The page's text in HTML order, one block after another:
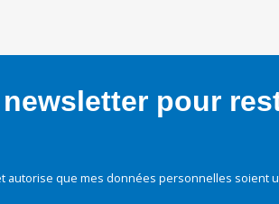
pour
autorise que mes données personnelles soient